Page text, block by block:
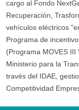
cargo al Fondo
Recuperación,
vehículos eléctricos
Programa de
(Programa MOVES III
Ministerio para la
través del IDAE,
Competitividad